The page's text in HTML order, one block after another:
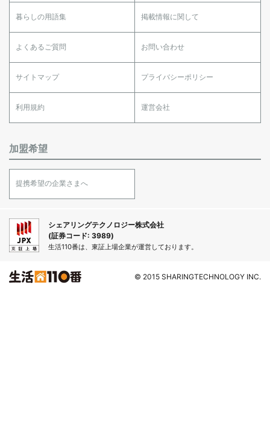
暮らしの用語集 掲載情報に関して
よくあるご質問 お問い合わせ
サイトマップ プライバシーポリシー
利用規約 運営会社
加盟希望
提携希望の企業さまへ
シェアリングテクノロジー株式会社
(証券コード: 3989)
生活110番は、東証上場企業が運営しております。
© 2015 SHARINGTECHNOLOGY INC.